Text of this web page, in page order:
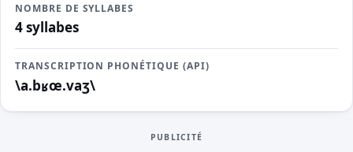
NOMBRE DE SYLLABES
4 syllabes
TRANSCRIPTION PHONÉTIQUE (API)
\a.bʁœ.vaʒ\
PUBLICITÉ